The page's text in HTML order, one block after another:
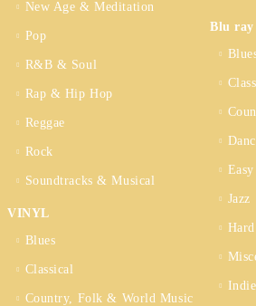
New Age & Meditation
Pop
R&B & Soul
Rap & Hip Hop
Reggae
Rock
Soundtracks & Musical
VINYL
Blues
Classical
Country, Folk & World Music
Blu ray
Jazz